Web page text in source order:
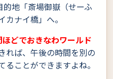
地「斎場御嶽（せーふ
カナイ橋」へ。
どでおきなわワールド
れば、午後の時間を別の
ことができますよね。